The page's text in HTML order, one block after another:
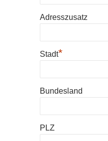
Adresszusatz
Stadt*
Bundesland
PLZ